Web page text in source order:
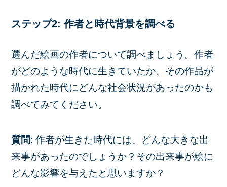
ステップ2: 作者と時代背景を調べる
選んだ絵画の作者について調べましょう。作者
がどのような時代に生きていたか、その作品が
描かれた時代にどんな社会状況があったのかも
調べてみてください。
質問: 作者が生きた時代には、どんな大きな出
来事があったのでしょうか？その出来事が絵に
どんな影響を与えたと思いますか？